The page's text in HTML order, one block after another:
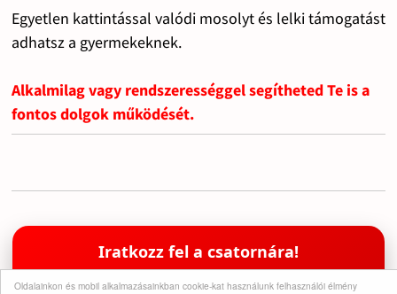
Oldalainkon és mobil alkalmazásainkban cookie-kat használunk felhasználói élmény
Egyetlen kattintással valódi mosolyt és lelki támogatást
adhatsz a gyermekeknek.
Alkalmilag vagy rendszerességgel segítheted Te is a
fontos dolgok működését.
Iratkozz fel a csatornára!